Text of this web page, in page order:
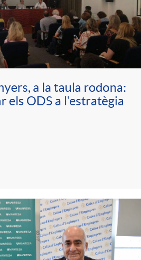
a la taula rodona:
els ODS a l'estratègia